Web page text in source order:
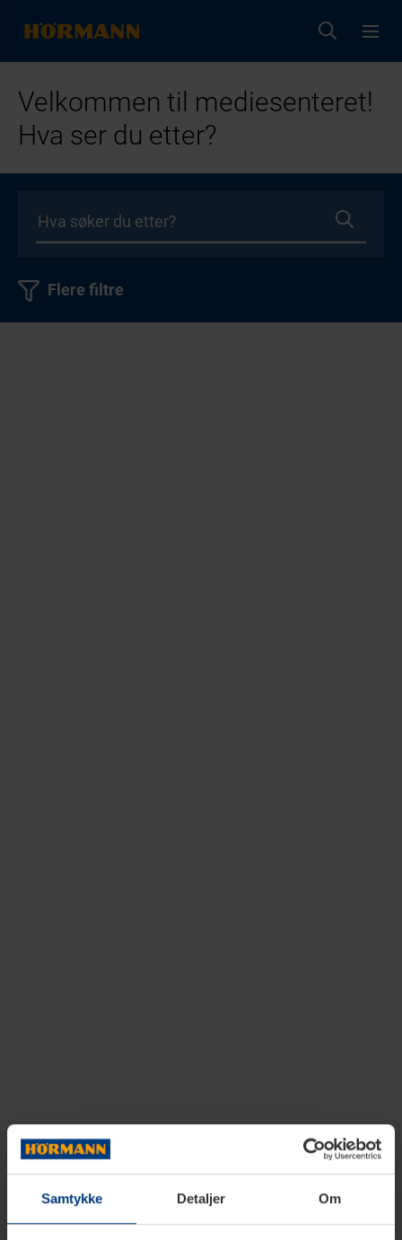
Samtykke Detaljer Om
Velkommen til mediesenteret!
Hva ser du etter?
Flere filtre